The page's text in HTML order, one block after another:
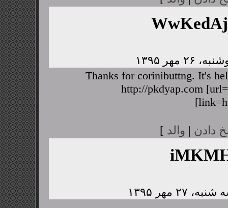
Thanks for corinibuttng. It's
http://pkdyap.com
دادن | والد ]